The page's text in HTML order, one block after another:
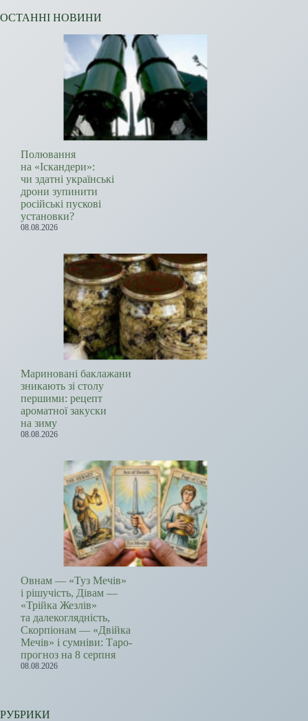
ОСТАННІ НОВИНИ
Полювання
на «Іскандери»:
чи здатні українські
дрони зупинити
російські пускові
установки?
08.08.2026
Мариновані баклажани
зникають зі столу
першими: рецепт
ароматної закуски
на зиму
08.08.2026
Овнам — «Туз Мечів»
і рішучість, Дівам —
«Трійка Жезлів»
та далекоглядність,
Скорпіонам — «Двійка
Мечів» і сумніви: Таро-
прогноз на 8 серпня
08.08.2026
РУБРИКИ